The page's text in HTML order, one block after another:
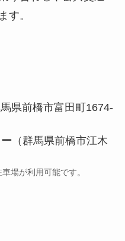
す。
馬県前橋市富田町1674-
（群馬県前橋市江木
場が利用可能です。